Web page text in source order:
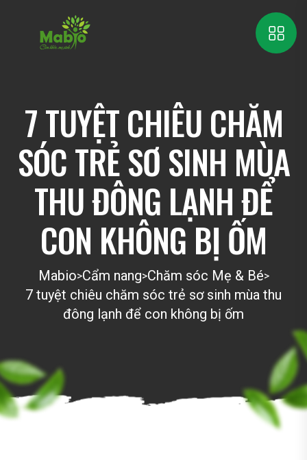
7 TUYỆT CHIÊU CHĂM
SÓC TRẺ SƠ SINH MÙA
THU ĐÔNG LẠNH ĐỂ
CON KHÔNG BỊ ỐM
Mabio>Cẩm nang>Chăm sóc Mẹ & Bé>
7 tuyệt chiêu chăm sóc trẻ sơ sinh mùa thu
đông lạnh để con không bị ốm